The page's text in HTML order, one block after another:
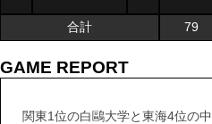
合計 79
GAME REPORT
関東1位の白鷗大学と東海4位の